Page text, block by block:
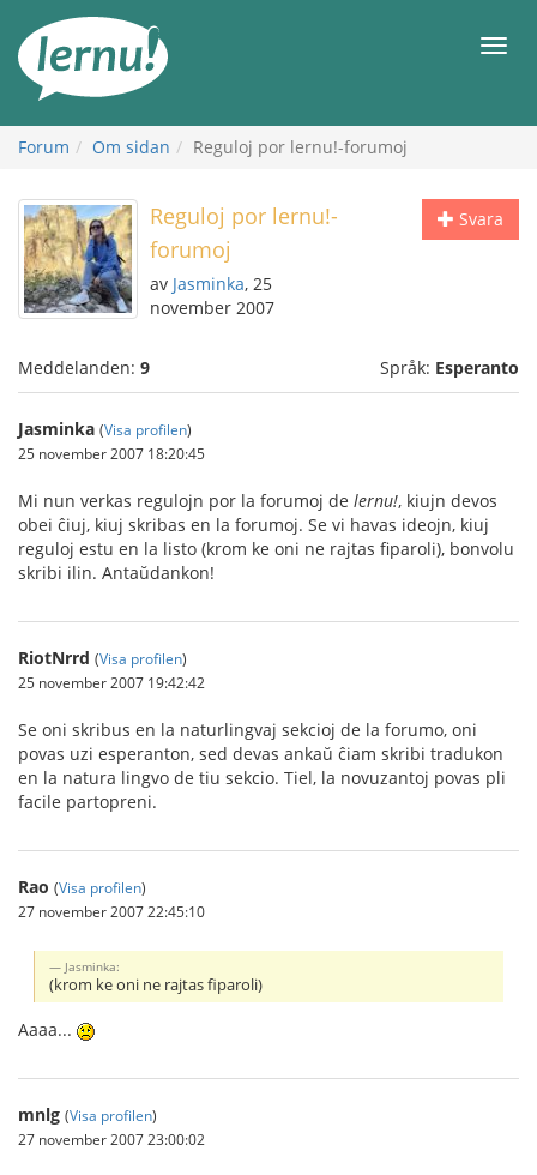
sidans
innehåll
Meny
Forum Om sidan Reguloj por lernu!-forumoj
Svara
Reguloj por lernu!-
forumoj
av Jasminka, 25
november 2007
Meddelanden: 9 Språk: Esperanto
Jasminka (Visa profilen)
25 november 2007 18:20:45
Mi nun verkas regulojn por la forumoj de lernu!, kiujn devos
obei ĉiuj, kiuj skribas en la forumoj. Se vi havas ideojn, kiuj
reguloj estu en la listo (krom ke oni ne rajtas fiparoli), bonvolu
skribi ilin. Antaŭdankon!
RiotNrrd (Visa profilen)
25 november 2007 19:42:42
Se oni skribus en la naturlingvaj sekcioj de la forumo, oni
povas uzi esperanton, sed devas ankaŭ ĉiam skribi tradukon
en la natura lingvo de tiu sekcio. Tiel, la novuzantoj povas pli
facile partopreni.
Rao (Visa profilen)
27 november 2007 22:45:10
Jasminka:
(krom ke oni ne rajtas fiparoli)
Aaaa...
mnlg (Visa profilen)
27 november 2007 23:00:02